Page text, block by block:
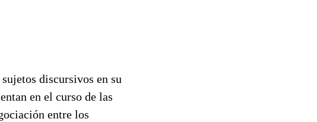
discursivos en su
en el curso de las
entre los